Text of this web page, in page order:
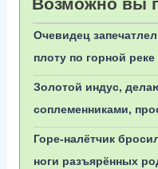
Очевидец
плоту по горной реке
Золотой индус,
соплеменниками,
Горе-налётчик
ноги разъярённых